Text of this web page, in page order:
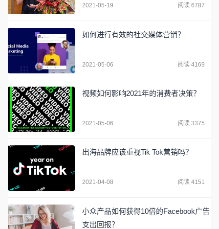
2021-05-19 阅读 6787
如何进行有效的社交媒体营销？
2021-05-06 阅读 4169
视频如何影响2021年的消费者决策？
2021-05-06 阅读 3375
出海品牌应该重视Tik Tok营销吗？
2021-04-08 阅读 4151
小众产品如何获得10倍的Facebook广告
支出回报？